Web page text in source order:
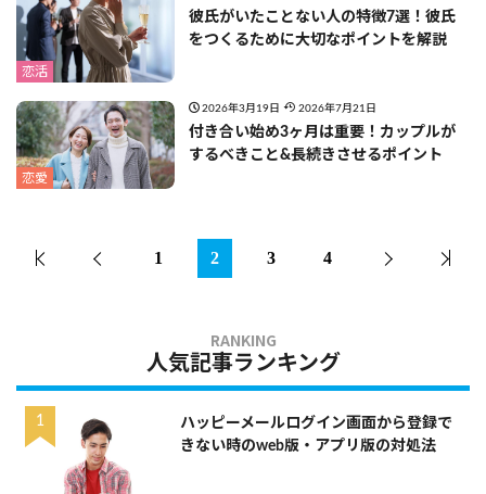
恋活
彼氏がいたことない人の特徴7選！彼氏
をつくるために大切なポイントを解説
恋愛
2026年3月19日 2026年7月21日
付き合い始め3ヶ月は重要！カップルが
するべきこと&長続きさせるポイント
1 2 3 4
人気記事ランキング
ハッピーメールログイン画面から登録で
きない時のweb版・アプリ版の対処法